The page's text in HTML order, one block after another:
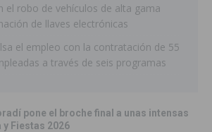
el robo de vehículos de alta gama
de llaves electrónicas
el empleo con la contratación de 55
a través de seis programas
pone el broche final a unas intensas
y Fiestas 2026